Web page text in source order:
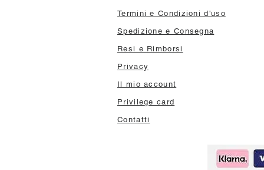
Termini e Condizioni d'uso
Spedizione e Consegna
Resi e Rimborsi
Privacy
Il mio account
Privilege card
Contatti